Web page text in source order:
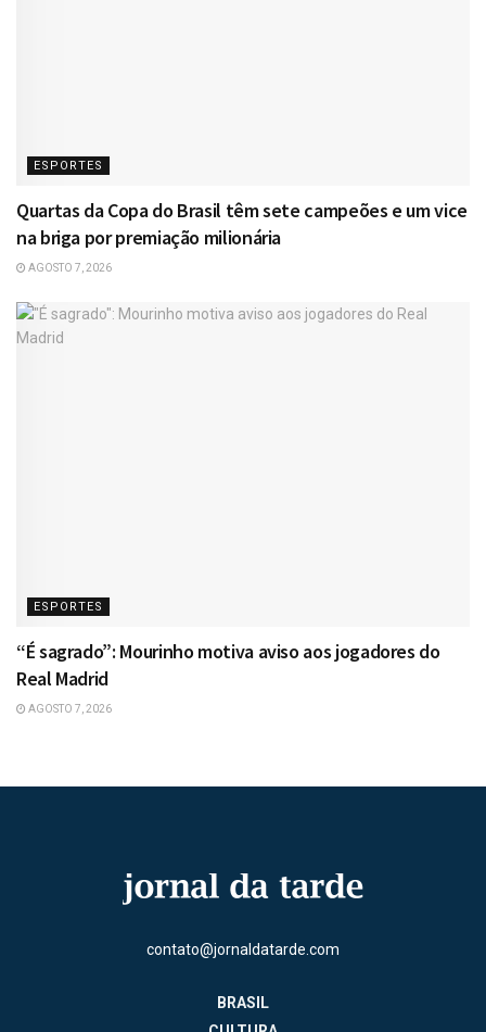
ESPORTES
Quartas da Copa do Brasil têm sete campeões e um vice
na briga por premiação milionária
AGOSTO 7, 2026
ESPORTES
“É sagrado”: Mourinho motiva aviso aos jogadores do
Real Madrid
AGOSTO 7, 2026
contato@jornaldatarde.com
BRASIL